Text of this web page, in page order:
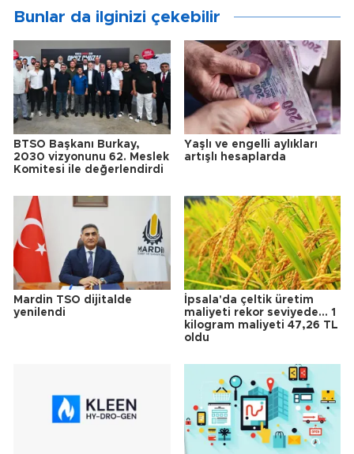
Bunlar da ilginizi çekebilir
BTSO Başkanı Burkay,
2030 vizyonunu 62. Meslek
Komitesi ile değerlendirdi
Yaşlı ve engelli aylıkları
artışlı hesaplarda
Mardin TSO dijitalde
yenilendi
İpsala'da çeltik üretim
maliyeti rekor seviyede... 1
kilogram maliyeti 47,26 TL
oldu